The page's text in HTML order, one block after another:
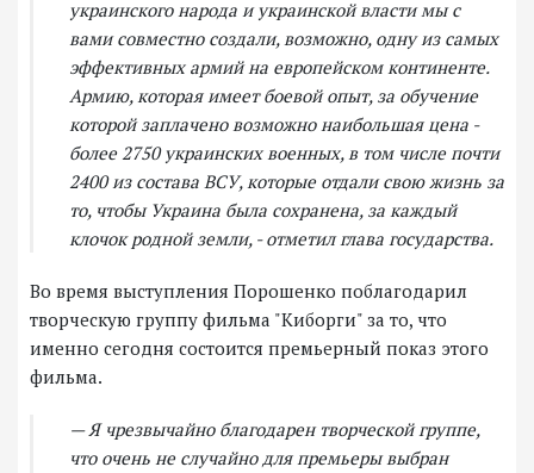
украинского народа и украинской власти мы с
вами совместно создали, возможно, одну из самых
эффективных армий на европейском континенте.
Армию, которая имеет боевой опыт, за обучение
которой заплачено возможно наибольшая цена -
более 2750 украинских военных, в том числе почти
2400 из состава ВСУ, которые отдали свою жизнь за
то, чтобы Украина была сохранена, за каждый
клочок родной земли, - отметил глава государства.
Во время выступления Порошенко поблагодарил
творческую группу фильма "Киборги" за то, что
именно сегодня состоится премьерный показ этого
фильма.
— Я чрезвычайно благодарен творческой группе,
что очень не случайно для премьеры выбран